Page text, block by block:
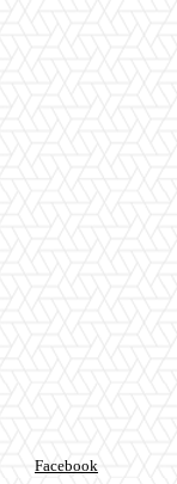
Facebook